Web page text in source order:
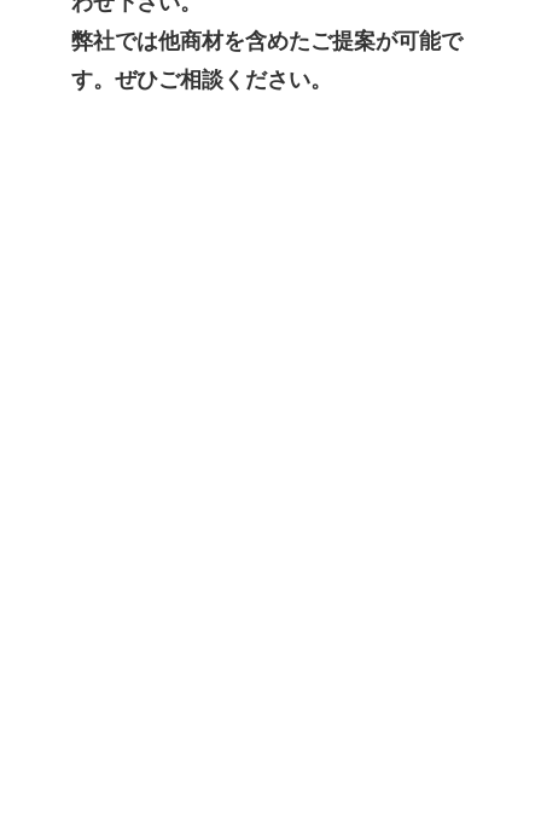
弊社では他商材を含めたご提案が可能で
す。ぜひご相談ください。